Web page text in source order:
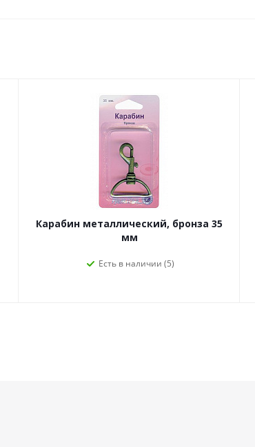
Карабин металлический, бронза 35
мм
Есть в наличии (5)